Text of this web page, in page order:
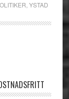
YSTAD